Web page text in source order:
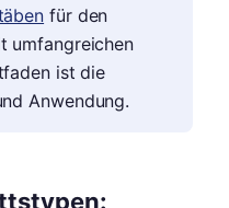
für den
umfangreichen
ist die
Anwendung.